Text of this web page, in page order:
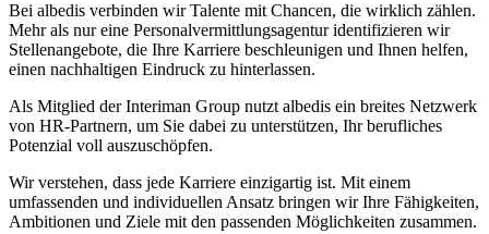
Bei albedis verbinden wir Talente mit Chancen, die wirklich zählen.
Mehr als nur eine Personalvermittlungsagentur identifizieren wir
Stellenangebote, die Ihre Karriere beschleunigen und Ihnen helfen,
einen nachhaltigen Eindruck zu hinterlassen.
Als Mitglied der Interiman Group nutzt albedis ein breites Netzwerk
von HR-Partnern, um Sie dabei zu unterstützen, Ihr berufliches
Potenzial voll auszuschöpfen.
Wir verstehen, dass jede Karriere einzigartig ist. Mit einem
umfassenden und individuellen Ansatz bringen wir Ihre Fähigkeiten,
Ambitionen und Ziele mit den passenden Möglichkeiten zusammen.